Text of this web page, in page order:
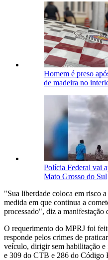
Homem é preso
de madeira no
Polícia Federal vai
Mato Grosso do Sul
"Sua liberdade coloca em risco
medida em que continua a
processado", diz a manifestação
O requerimento do MPRJ foi
responde pelos crimes de
veículo, dirigir sem habilitação
e 309 do CTB e 286 do Código